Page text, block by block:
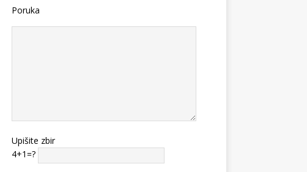
Poruka
Upišite zbir
4+1=?